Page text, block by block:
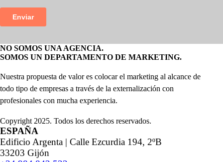
NO SOMOS UNA AGENCIA.
SOMOS UN DEPARTAMENTO DE MARKETING.
Nuestra propuesta de valor es colocar el marketing al alcance de
todo tipo de empresas a través de la externalización con
profesionales con mucha experiencia.
Copyright 2025. Todos los derechos reservados.
ESPAÑA
Edificio Argenta | Calle Ezcurdia 194, 2ºB
33203 Gijón